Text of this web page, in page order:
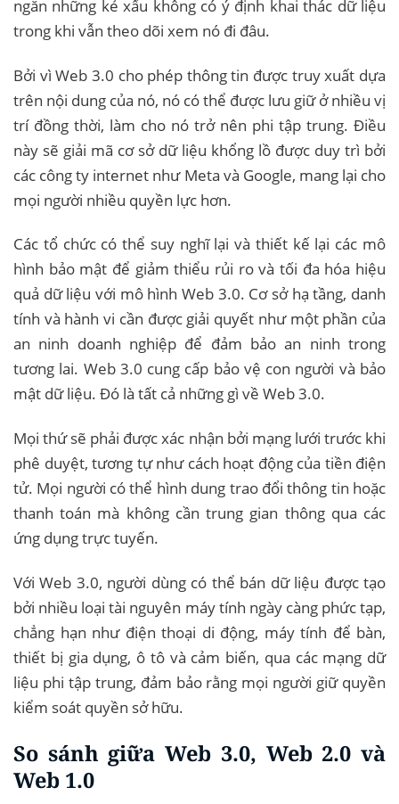
ngăn những kẻ xấu không có ý định khai thác dữ liệu
trong khi vẫn theo dõi xem nó đi đâu.
Bởi vì Web 3.0 cho phép thông tin được truy xuất dựa
trên nội dung của nó, nó có thể được lưu giữ ở nhiều vị
trí đồng thời, làm cho nó trở nên phi tập trung. Điều
này sẽ giải mã cơ sở dữ liệu khổng lồ được duy trì bởi
các công ty internet như Meta và Google, mang lại cho
mọi người nhiều quyền lực hơn.
Các tổ chức có thể suy nghĩ lại và thiết kế lại các mô
hình bảo mật để giảm thiểu rủi ro và tối đa hóa hiệu
quả dữ liệu với mô hình Web 3.0. Cơ sở hạ tầng, danh
tính và hành vi cần được giải quyết như một phần của
an ninh doanh nghiệp để đảm bảo an ninh trong
tương lai. Web 3.0 cung cấp bảo vệ con người và bảo
mật dữ liệu. Đó là tất cả những gì về Web 3.0.
Mọi thứ sẽ phải được xác nhận bởi mạng lưới trước khi
phê duyệt, tương tự như cách hoạt động của tiền điện
tử. Mọi người có thể hình dung trao đổi thông tin hoặc
thanh toán mà không cần trung gian thông qua các
ứng dụng trực tuyến.
Với Web 3.0, người dùng có thể bán dữ liệu được tạo
bởi nhiều loại tài nguyên máy tính ngày càng phức tạp,
chẳng hạn như điện thoại di động, máy tính để bàn,
thiết bị gia dụng, ô tô và cảm biến, qua các mạng dữ
liệu phi tập trung, đảm bảo rằng mọi người giữ quyền
kiểm soát quyền sở hữu.
So sánh giữa Web 3.0, Web 2.0 và
Web 1.0